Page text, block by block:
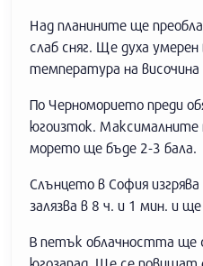
Над планините ще
слаб сняг. Ще духа
температура на
По Черноморието преди
югоизток. Максималните
морето ще бъде 2-3 бала.
Слънцето в София
залязва в 8 ч. и 1 мин. и
В петък облачността ще